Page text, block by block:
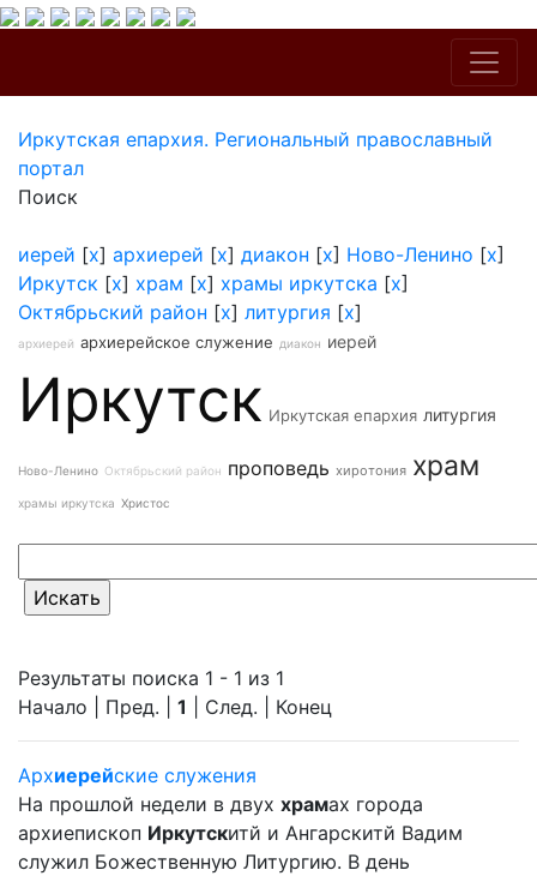
Иркутская епархия. Региональный православный
портал
Поиск
иерей [x] архиерей [x] диакон [x] Ново-Ленино [x]
Иркутск [x] храм [x] храмы иркутска [x]
Октябрьский район [x] литургия [x]
архиерей архиерейское служение диакон иерей
Иркутск Иркутская епархия литургия
Ново-Ленино Октябрьский район проповедь хиротония храм
храмы иркутска Христос
Результаты поиска 1 - 1 из 1
Начало | Пред. | 1 | След. | Конец
Архиерейские служения
На прошлой недели в двух храмах города
архиепископ Иркутскитй и Ангарскитй Вадим
служил Божественную Литургию. В день